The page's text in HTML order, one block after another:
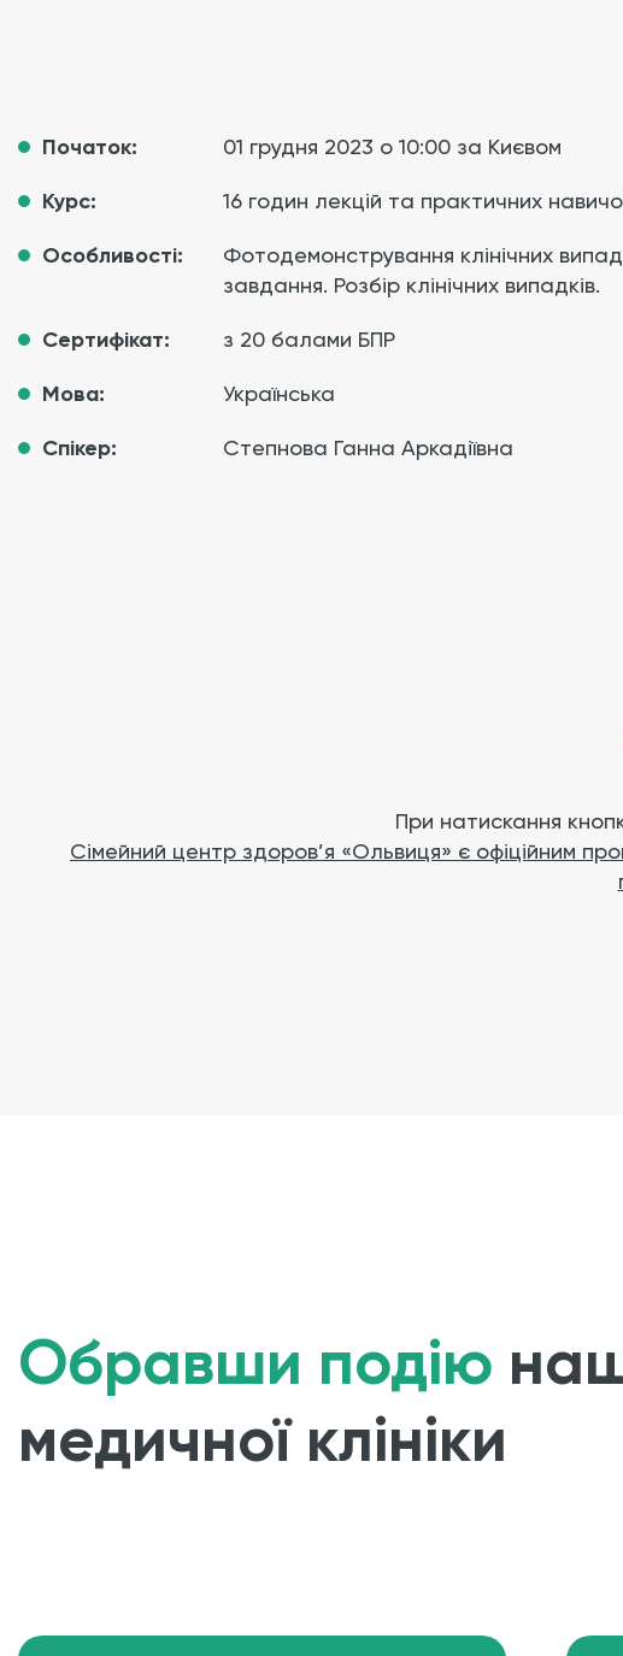
Початок: 01 грудня 2023 о 10:00 за Києвом
Курс: 16 годин лекцій та практичних
Особливості:
Фотодемонстрування клінічних
завдання. Розбір клінічних випадків.
Сертифікат: з 20 балами БПР
Мова: Українська
Спікер: Степнова Ганна Аркадіївна
При натискання
Сімейний центр здоров’я «Ольвиця» є офіційним
Обравши подію
медичної клініки